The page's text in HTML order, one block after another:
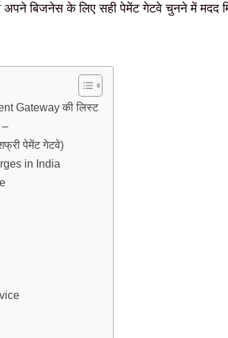
बिजनेस के लिए सही पेमेंट गेटवे चुनने में मदद
Gateway की लिस्ट
–
पेमेंट गेटवे)
in India